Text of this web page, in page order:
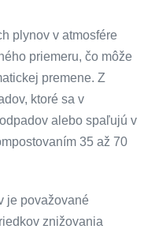
plynov v atmosfére
priemeru, čo môže
premene. Z
ktoré sa v
alebo spaľujú v
35 až 70
je považované
znižovania